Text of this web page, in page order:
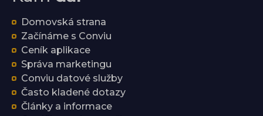
Domovská strana
Začínáme s Conviu
Ceník aplikace
Správa marketingu
Conviu datové služby
Často kladené dotazy
Články a informace